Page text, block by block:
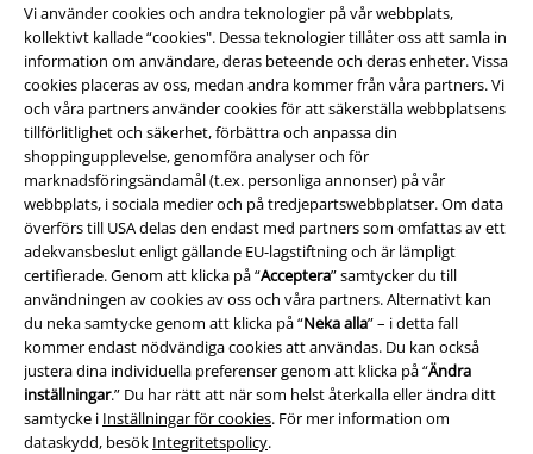
Vi använder cookies och andra teknologier på vår webbplats,
kollektivt kallade “cookies". Dessa teknologier tillåter oss att samla in
information om användare, deras beteende och deras enheter. Vissa
cookies placeras av oss, medan andra kommer från våra partners. Vi
och våra partners använder cookies för att säkerställa webbplatsens
tillförlitlighet och säkerhet, förbättra och anpassa din
shoppingupplevelse, genomföra analyser och för
marknadsföringsändamål (t.ex. personliga annonser) på vår
webbplats, i sociala medier och på tredjepartswebbplatser. Om data
överförs till USA delas den endast med partners som omfattas av ett
adekvansbeslut enligt gällande EU-lagstiftning och är lämpligt
certifierade. Genom att klicka på “Acceptera” samtycker du till
användningen av cookies av oss och våra partners. Alternativt kan
du neka samtycke genom att klicka på “Neka alla” – i detta fall
kommer endast nödvändiga cookies att användas. Du kan också
justera dina individuella preferenser genom att klicka på “Ändra
inställningar.” Du har rätt att när som helst återkalla eller ändra ditt
samtycke i Inställningar för cookies. För mer information om
dataskydd, besök Integritetspolicy.
Juridisk information/Villkor
Villkor
Om oss
Ladda ner villkoren
Avfallshantering och miljöskydd
Försäkran om överensstämmelse
Information om tillgänglighet